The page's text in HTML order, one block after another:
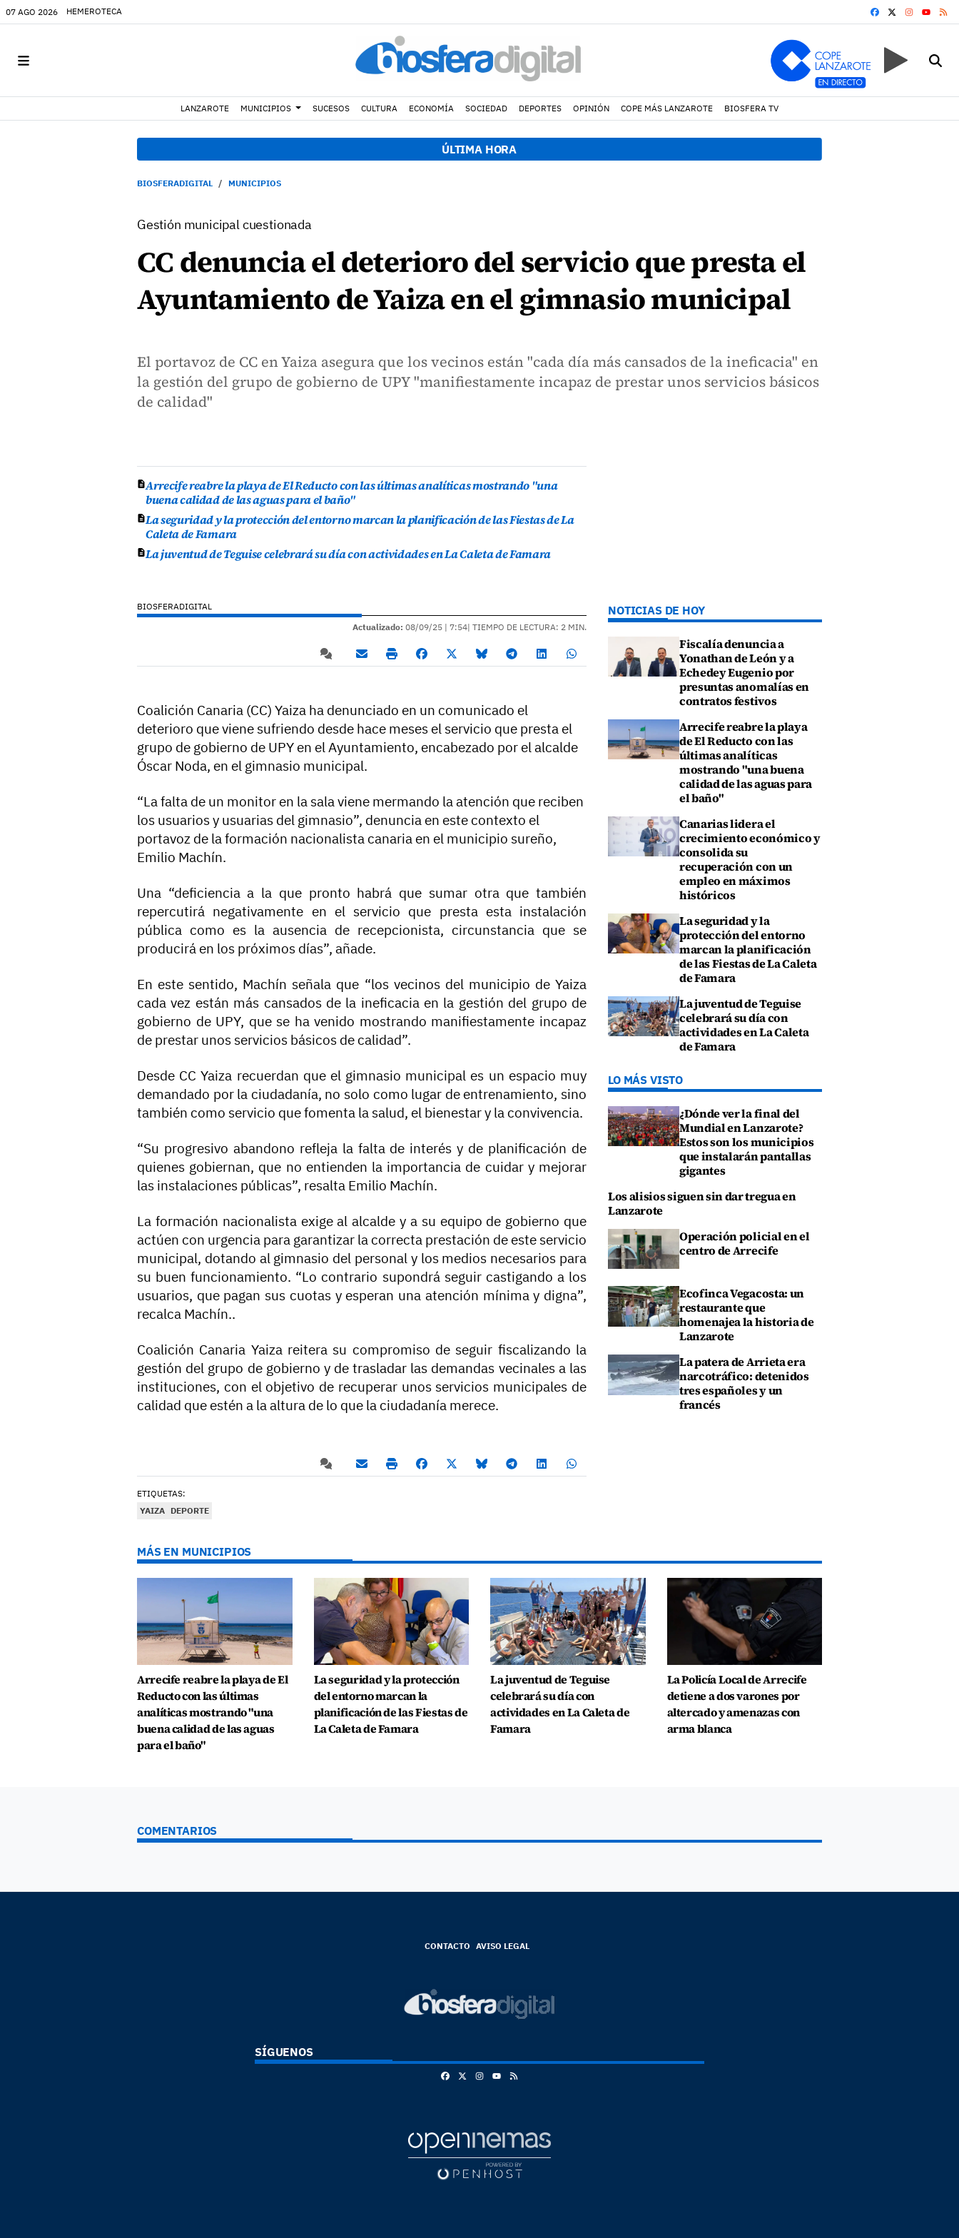
07 AGO 2026 HEMEROTECA FACEBOOK
YOUTUBE
LANZAROTE MUNICIPIOS SUCESOS CULTURA ECONOMÍA SOCIEDAD DEPORTES OPINIÓN COPE MÁS LANZAROTE BIOSFERA TV
ÚLTIMA HORA
BIOSFERADIGITAL MUNICIPIOS
Gestión municipal cuestionada
CC denuncia el deterioro del servicio que presta el
Ayuntamiento de Yaiza en el gimnasio municipal
El portavoz de CC en Yaiza asegura que los vecinos están "cada día más cansados de la ineficacia" en
la gestión del grupo de gobierno de UPY "manifiestamente incapaz de prestar unos servicios básicos
de calidad"
Arrecife reabre la playa de El Reducto con las últimas analíticas mostrando "una
buena calidad de las aguas para el baño"
La seguridad y la protección del entorno marcan la planificación de las Fiestas de La
Caleta de Famara
La juventud de Teguise celebrará su día con actividades en La Caleta de Famara
BIOSFERADIGITAL
Actualizado: 08/09/25 | 7:54| TIEMPO DE LECTURA: 2 MIN.
Coalición Canaria (CC) Yaiza ha denunciado en un comunicado el
deterioro que viene sufriendo desde hace meses el servicio que presta el
grupo de gobierno de UPY en el Ayuntamiento, encabezado por el alcalde
Óscar Noda, en el gimnasio municipal.
“La falta de un monitor en la sala viene mermando la atención que reciben
los usuarios y usuarias del gimnasio”, denuncia en este contexto el
portavoz de la formación nacionalista canaria en el municipio sureño,
Emilio Machín.
Una “deficiencia a la que pronto habrá que sumar otra que también
repercutirá negativamente en el servicio que presta esta instalación
pública como es la ausencia de recepcionista, circunstancia que se
producirá en los próximos días”, añade.
En este sentido, Machín señala que “los vecinos del municipio de Yaiza
cada vez están más cansados de la ineficacia en la gestión del grupo de
gobierno de UPY, que se ha venido mostrando manifiestamente incapaz
de prestar unos servicios básicos de calidad”.
Desde CC Yaiza recuerdan que el gimnasio municipal es un espacio muy
demandado por la ciudadanía, no solo como lugar de entrenamiento, sino
también como servicio que fomenta la salud, el bienestar y la convivencia.
“Su progresivo abandono refleja la falta de interés y de planificación de
quienes gobiernan, que no entienden la importancia de cuidar y mejorar
las instalaciones públicas”, resalta Emilio Machín.
La formación nacionalista exige al alcalde y a su equipo de gobierno que
actúen con urgencia para garantizar la correcta prestación de este servicio
municipal, dotando al gimnasio del personal y los medios necesarios para
su buen funcionamiento. “Lo contrario supondrá seguir castigando a los
usuarios, que pagan sus cuotas y esperan una atención mínima y digna”,
recalca Machín..
Coalición Canaria Yaiza reitera su compromiso de seguir fiscalizando la
gestión del grupo de gobierno y de trasladar las demandas vecinales a las
instituciones, con el objetivo de recuperar unos servicios municipales de
calidad que estén a la altura de lo que la ciudadanía merece.
ETIQUETAS:
YAIZA DEPORTE
NOTICIAS DE HOY
Fiscalía denuncia a
Yonathan de León y a
Echedey Eugenio por
presuntas anomalías en
contratos festivos
Arrecife reabre la playa
de El Reducto con las
últimas analíticas
mostrando "una buena
calidad de las aguas para
el baño"
Canarias lidera el
crecimiento económico y
consolida su
recuperación con un
empleo en máximos
históricos
La seguridad y la
protección del entorno
marcan la planificación
de las Fiestas de La Caleta
de Famara
La juventud de Teguise
celebrará su día con
actividades en La Caleta
de Famara
LO MÁS VISTO
¿Dónde ver la final del
Mundial en Lanzarote?
Estos son los municipios
que instalarán pantallas
gigantes
Los alisios siguen sin dar tregua en
Lanzarote
Operación policial en el
centro de Arrecife
Ecofinca Vegacosta: un
restaurante que
homenajea la historia de
Lanzarote
La patera de Arrieta era
narcotráfico: detenidos
tres españoles y un
francés
MÁS EN MUNICIPIOS
Arrecife reabre la playa de El
Reducto con las últimas
analíticas mostrando "una
buena calidad de las aguas
para el baño"
La seguridad y la protección
del entorno marcan la
planificación de las Fiestas de
La Caleta de Famara
La juventud de Teguise
celebrará su día con
actividades en La Caleta de
Famara
La Policía Local de Arrecife
detiene a dos varones por
altercado y amenazas con
arma blanca
COMENTARIOS
CONTACTO AVISO LEGAL
SÍGUENOS
FacebookInstagram